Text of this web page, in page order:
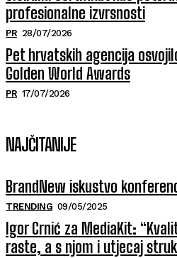
profesionalne izvrsnosti
PR 28/07/2026
Pet hrvatskih agencija
Golden World Awards
PR 17/07/2026
NAJČITANIJE
BrandNew iskustvo
TRENDING 09/05/2025
Igor Crnić za MediaKit:
raste, a s njom i utjecaj